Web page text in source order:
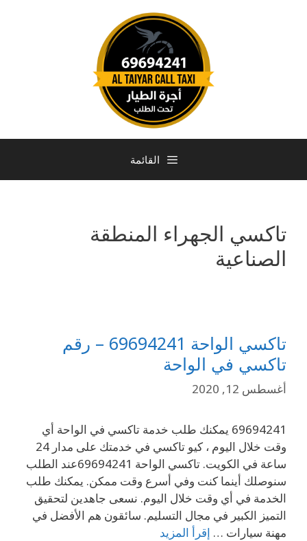
القائمة
تاكسي الجهراء المنطقة
الصناعية
تاكسي الواحة 69694241 – رقم
تاكسي في الواحة
أغسطس 12, 2020
69694241 يمكنك طلب خدمة تاكسي في الواحة أي
وقت خلال اليوم ، كيو تاكسي في خدمتك على مدار 24
ساعة في الكويت. تاكسي الواحة 69694241عند الطلب
سنوصلك أينما كنت وفي أسرع وقت ممكن. يمكنك طلب
الخدمة في أي وقت خلال اليوم. نسعى جاهدين لتحقيق
التميز الكبير في مجال التسليم. سائقون هم الأفضل في
مهنة سيارات … إقرأ المزيد